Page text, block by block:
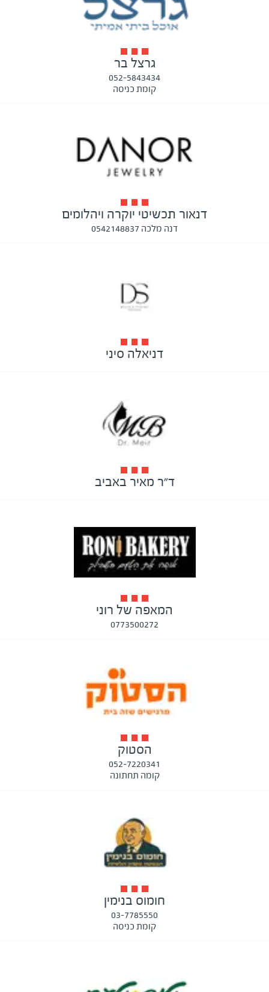
גרצל בר
052-5843434
קומת כניסה
דנאור תכשיטי יוקרה ויהלומים
דנה מלכה 0542148837
דניאלה סיני
ד״ר מאיר באביב
המאפה של רוני
0773500272
הסטוק
052-7220341
קומה תחתונה
חומוס בנימין
03-7785550
קומת כניסה